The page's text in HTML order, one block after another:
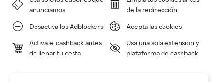
anunciamos
de la redirección
Desactiva los Adblockers Acepta las cookies
Activa el cashback antes
de llenar tu cesta
Usa una sola extensión y
plataforma de cashback